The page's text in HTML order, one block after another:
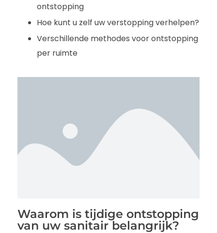
ontstopping
Hoe kunt u zelf uw verstopping verhelpen?
Verschillende methodes voor ontstopping
per ruimte
Waarom is tijdige ontstopping
van uw sanitair belangrijk?